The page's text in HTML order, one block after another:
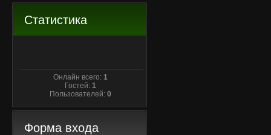
Статистика
Онлайн всего:1
Гостей:1
Пользователей:0
Форма входа